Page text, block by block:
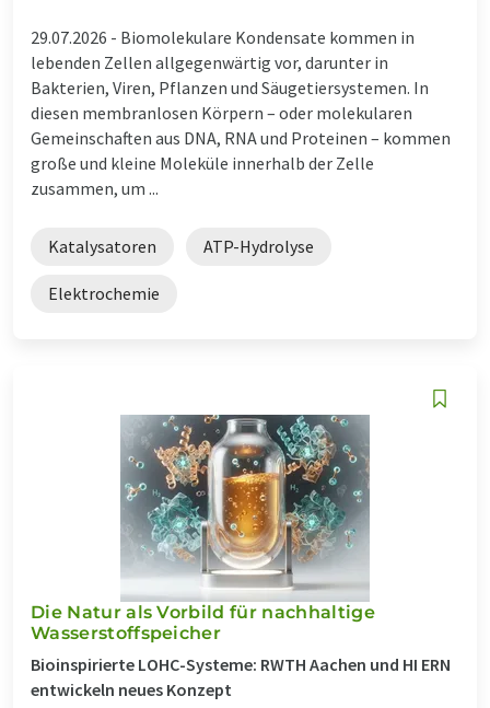
29.07.2026 - Biomolekulare Kondensate kommen in
lebenden Zellen allgegenwärtig vor, darunter in
Bakterien, Viren, Pflanzen und Säugetiersystemen. In
diesen membranlosen Körpern – oder molekularen
Gemeinschaften aus DNA, RNA und Proteinen – kommen
große und kleine Moleküle innerhalb der Zelle
zusammen, um ...
Katalysatoren ATP-Hydrolyse
Elektrochemie
Die Natur als Vorbild für nachhaltige
Wasserstoffspeicher
Bioinspirierte LOHC-Systeme: RWTH Aachen und HI ERN
entwickeln neues Konzept